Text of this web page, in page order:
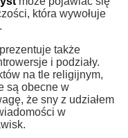
która wywołuje
także
i podziały.
na tle religijnym,
są obecne w
że sny z udziałem
w